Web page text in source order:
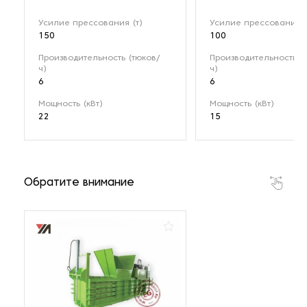
Усилие прессования (т)
150
Производительность (тюков/
ч)
6
Мощность (кВт)
22
Усилие прессования
100
Производительность
ч)
6
Мощность (кВт)
15
Обратите внимание